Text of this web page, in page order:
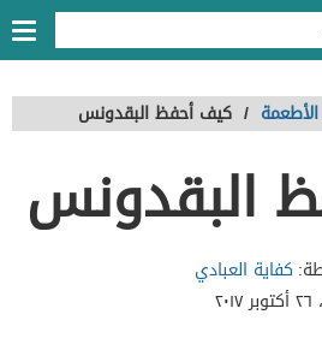
/ كيف أحفظ البقدونس
البقدونس
كفاية العبادي